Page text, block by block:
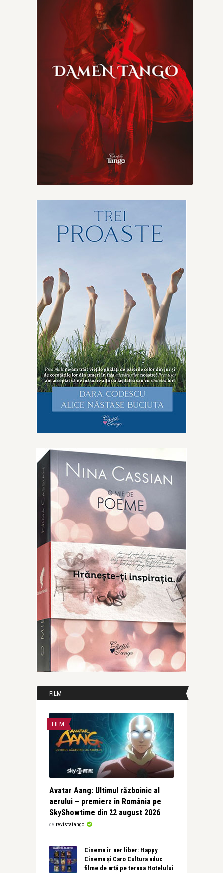
FILM
FILM
Avatar Aang: Ultimul războinic al
aerului – premiera în România pe
SkyShowtime din 22 august 2026
de revistatango
Cinema în aer liber: Happy
Cinema și Caro Cultura aduc
filme de artă pe terasa Hotelului